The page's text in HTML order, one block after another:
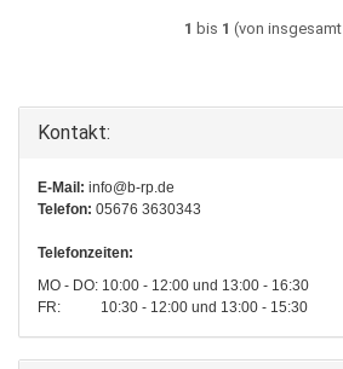
1 bis 1 (von insgesamt
Kontakt:
E-Mail: info@b-rp.de
Telefon: 05676 3630343
Telefonzeiten:
MO - DO: 10:00 - 12:00 und 13:00 - 16:30
FR: 10:30 - 12:00 und 13:00 - 15:30